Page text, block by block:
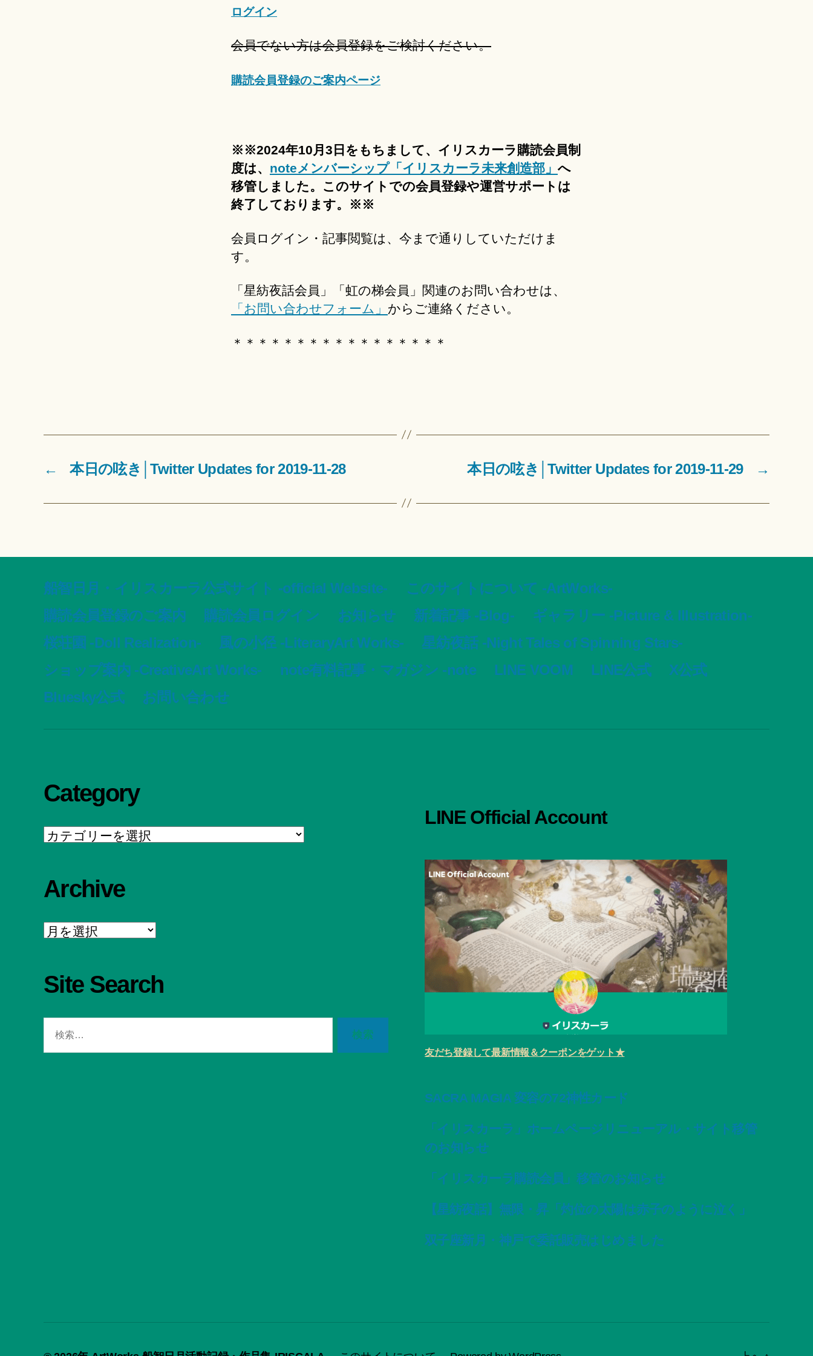
ログイン
会員でない方は会員登録をご検討ください。
購読会員登録のご案内ページ
※※2024年10月3日をもちまして、イリスカーラ購読会員制
度は、 noteメンバーシップ「イリスカーラ未来創造部」 へ
移管しました。このサイトでの会員登録や運営サポートは
終了しております。※※
会員ログイン・記事閲覧は、今まで通りしていただけま
す。
「星紡夜話会員」「虹の梯会員」関連のお問い合わせは、
「お問い合わせフォーム」 からご連絡ください。
＊＊＊＊＊＊＊＊＊＊＊＊＊＊＊＊＊
← 本日の呟き│Twitter Updates for 2019-11-28 →
本日の呟き│Twitter Updates for 2019-11-29
船智日月・イリスカーラ公式サイト -official Website-
このサイトについて -ArtWorks-
購読会員登録のご案内
購読会員ログイン お知らせ 新着記事 -Blog-
ギャラリー -Picture & Illustration-
桜荘園 -Doll Realization-
風の小径 -LiteraryArt Works-
星紡夜話 -Night Tales of Spinning Stars-
ショップ案内 -CreativeArt Works-
note有料記事・マガジン -note LINE VOOM LINE公式
X公式
Bluesky公式
お問い合わせ
Category
Category
Archive
Archive
Site Search
LINE Official Account
友だち登録して最新情報＆クーポンをゲット★
SACRA MAGIA 変容の72神性カード
「イリスカーラ」ホームページリニューアル・サイト移管
のお知らせ
「イリスカーラ購読会員」移管のお知らせ
【星紡夜話】無限・昇「灼位の太陽は赤子のように泣く」
双子座新月・神戸で委託販売はじめました